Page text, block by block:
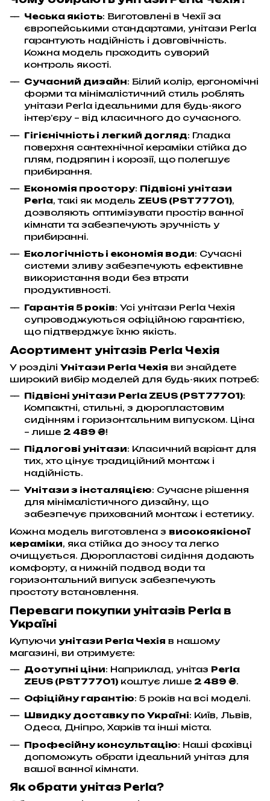
Чеська якість: Виготовлені в Чехії за
європейськими стандартами, унітази Perla
гарантують надійність і довговічність.
Кожна модель проходить суворий
контроль якості.
Сучасний дизайн: Білий колір, ергономічні
форми та мінімалістичний стиль роблять
унітази Perla ідеальними для будь-якого
інтер’єру – від класичного до сучасного.
Гігієнічність і легкий догляд: Гладка
поверхня сантехнічної кераміки стійка до
плям, подряпин і корозії, що полегшує
прибирання.
Економія простору: Підвісні унітази
Perla, такі як модель ZEUS (PST77701),
дозволяють оптимізувати простір ванної
кімнати та забезпечують зручність у
прибиранні.
Екологічність і економія води: Сучасні
системи зливу забезпечують ефективне
використання води без втрати
продуктивності.
Гарантія 5 років: Усі унітази Perla Чехія
супроводжуються офіційною гарантією,
що підтверджує їхню якість.
Асортимент унітазів Perla Чехія
У розділі Унітази Perla Чехія ви знайдете
широкий вибір моделей для будь-яких потреб:
Підвісні унітази Perla ZEUS (PST77701):
Компактні, стильні, з дюропластовим
сидінням і горизонтальним випуском. Ціна
– лише 2 489 ₴!
Підлогові унітази: Класичний варіант для
тих, хто цінує традиційний монтаж і
надійність.
Унітази з інсталяцією: Сучасне рішення
для мінімалістичного дизайну, що
забезпечує прихований монтаж і естетику.
Кожна модель виготовлена з високоякісної
кераміки, яка стійка до зносу та легко
очищується. Дюропластові сидіння додають
комфорту, а нижній подвод води та
горизонтальний випуск забезпечують
простоту встановлення.
Переваги покупки унітазів Perla в
Україні
Купуючи унітази Perla Чехія в нашому
магазині, ви отримуєте:
Доступні ціни: Наприклад, унітаз Perla
ZEUS (PST77701) коштує лише 2 489 ₴.
Офіційну гарантію: 5 років на всі моделі.
Швидку доставку по Україні: Київ, Львів,
Одеса, Дніпро, Харків та інші міста.
Професійну консультацію: Наші фахівці
допоможуть обрати ідеальний унітаз для
вашої ванної кімнати.
Як обрати унітаз Perla?